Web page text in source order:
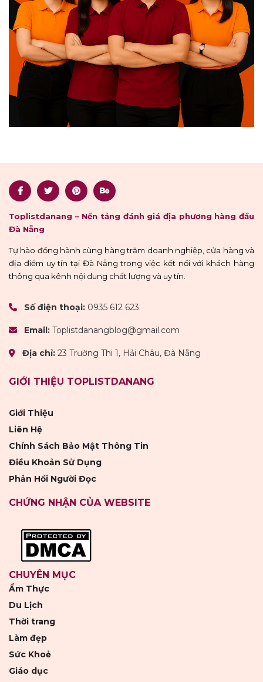
Toplistdanang – Nền tảng đánh giá địa phương hàng đầu
Đà Nẵng
Tự hào đồng hành cùng hàng trăm doanh nghiệp, cửa hàng và
địa điểm uy tín tại Đà Nẵng trong việc kết nối với khách hàng
thông qua kênh nội dung chất lượng và uy tín.
Số điện thoại: 0935 612 623
Email: Toplistdanangblog@gmail.com
Địa chỉ: 23 Trường Thi 1, Hải Châu, Đà Nẵng
GIỚI THIỆU TOPLISTDANANG
Giới Thiệu
Liên Hệ
Chính Sách Bảo Mật Thông Tin
Điều Khoản Sử Dụng
Phản Hồi Người Đọc
CHỨNG NHẬN CỦA WEBSITE
CHUYÊN MỤC
Ẩm Thực
Du Lịch
Thời trang
Làm đẹp
Sức Khoẻ
Giáo dục